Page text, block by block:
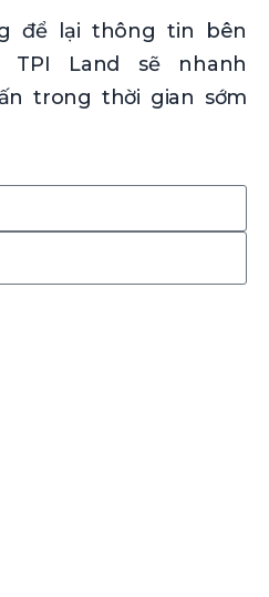
để lại thông tin bên
TPI Land sẽ nhanh
trong thời gian sớm